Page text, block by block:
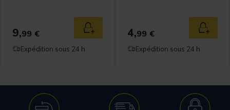
9,99 € Ajouter au panier
Expédition sous 24 h
4,99 €
Expédition sous 24 h